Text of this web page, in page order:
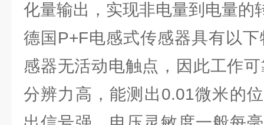
化量输出，实现非电量到电量的
德国P+F电感式传感器具有以
感器无活动电触点，因此工作
分辨力高，能测出0.01微米的